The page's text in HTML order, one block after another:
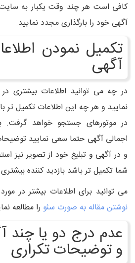
کافی است هر چند وقت یکبار به سایت
آگهی خود را بارگذاری مجدد نمایید.
تکمیل نمودن
آگهی
در چه می توانید اطلاعات بیشتری
نمایید و هر چه این اطلاعات تکمیل تر
در موتورهای جستجو خواهد
اجمالی آگهی حتما سعی نمایید
و در آگهی و تبلیغ خود از تصویر نیز
شما تکمیل تر باشد بازدید کننده
می توانید برای اطلاعات بیشتر در
نوشتن مقاله به صورت سئو را مطالعه
عدم درج دو یا چند
و توضیحات تکراری